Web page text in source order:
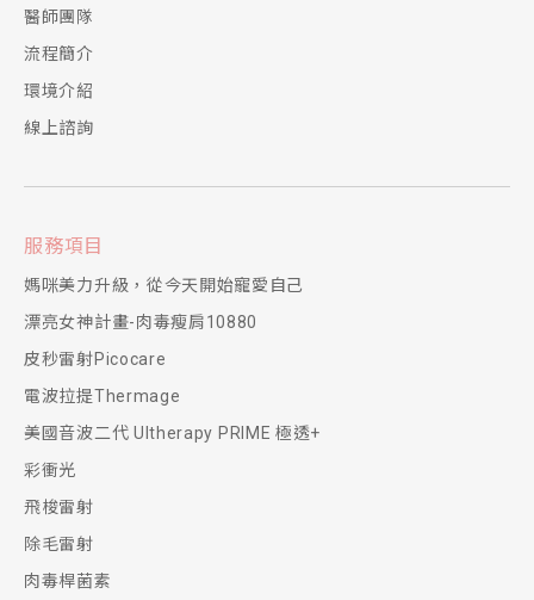
醫師團隊
流程簡介
環境介紹
線上諮詢
服務項目
媽咪美力升級，從今天開始寵愛自己
漂亮女神計畫-肉毒瘦肩10880
皮秒雷射Picocare
電波拉提Thermage
美國音波二代 Ultherapy PRIME 極透+
彩衝光
飛梭雷射
除毛雷射
肉毒桿菌素